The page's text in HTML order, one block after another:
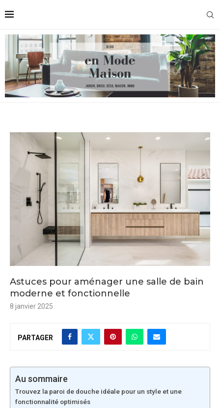
Astuces pour aménager une salle de bain
moderne et fonctionnelle
8 janvier 2025
PARTAGER
Au sommaire
Trouvez la paroi de douche idéale pour un style et une
fonctionnalité optimisés